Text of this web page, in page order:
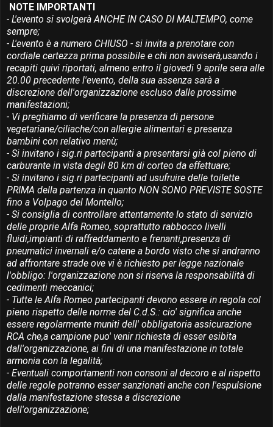
NOTE IMPORTANTI
- L'evento si svolgerà ANCHE IN CASO DI MALTEMPO, come
sempre;
- L'evento è a numero CHIUSO - si invita a prenotare con
cordiale certezza prima possibile e chi non avviserà,usando i
recapiti quivi riportati, almeno entro il giovedi 9 aprile sera alle
20.00 precedente l'evento, della sua assenza sarà a
discrezione dell'organizzazione escluso dalle prossime
manifestazioni;
- Vi preghiamo di verificare la presenza di persone
vegetariane/ciliache/con allergie alimentari e presenza
bambini con relativo menù;
- Si invitano i sig.ri partecipanti a presentarsi già col pieno di
carburante in vista degli 80 km di corteo da effettuare;
- Si invitano i sig.ri partecipanti ad usufruire delle toilette
PRIMA della partenza in quanto NON SONO PREVISTE SOSTE
fino a Volpago del Montello;
- Si consiglia di controllare attentamente lo stato di servizio
delle proprie Alfa Romeo, soprattutto rabbocco livelli
fluidi,impianti di raffreddamento e frenanti,presenza di
pneumatici invernali e/o catene a bordo visto che si andranno
ad affrontare strade ove vi è richiesto per legge nazionale
l'obbligo: l'organizzazione non si riserva la responsabilità di
cedimenti meccanici;
- Tutte le Alfa Romeo partecipanti devono essere in regola col
pieno rispetto delle norme del C.d.S.: cio' significa anche
essere regolarmente muniti dell' obbligatoria assicurazione
RCA che,a campione puo' venir richiesta di esser esibita
dall'organizzazione, ai fini di una manifestazione in totale
armonia con la legalità;
- Eventuali comportamenti non consoni al decoro e al rispetto
delle regole potranno esser sanzionati anche con l'espulsione
dalla manifestazione stessa a discrezione
dell'organizzazione;